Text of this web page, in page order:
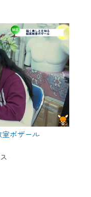
室ボザール
者様へのサー
ただくには、
CCNetマイ
要となりま
ろしくお願い
、MyIDが必
含むCCNetの
のIDです。